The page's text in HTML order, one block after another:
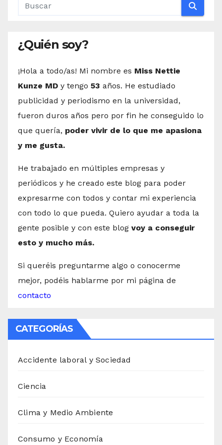
¿Quién soy?
¡Hola a todo/as! Mi nombre es Miss Nettie
Kunze MD y tengo 53 años. He estudiado
publicidad y periodismo en la universidad,
fueron duros años pero por fin he conseguido lo
que quería, poder vivir de lo que me apasiona
y me gusta.
He trabajado en múltiples empresas y
periódicos y he creado este blog para poder
expresarme con todos y contar mi experiencia
con todo lo que pueda. Quiero ayudar a toda la
gente posible y con este blog voy a conseguir
esto y mucho más.
Si queréis preguntarme algo o conocerme
mejor, podéis hablarme por mi página de
contacto
CATEGORÍAS
Accidente laboral y Sociedad
Ciencia
Clima y Medio Ambiente
Consumo y Economía